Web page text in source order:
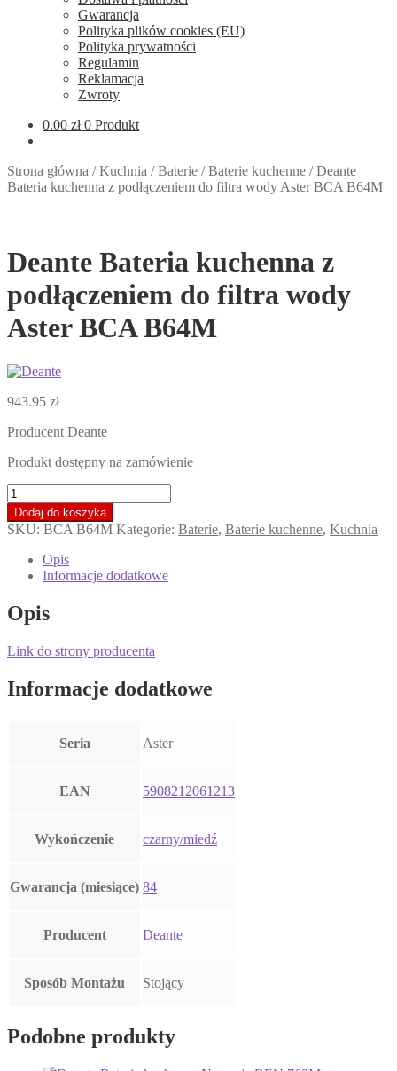
Gwarancja
Polityka plików cookies (EU)
Polityka prywatności
Regulamin
Reklamacja
Zwroty
0.00 zł 0 Produkt
Strona główna /Kuchnia /Baterie /Baterie kuchenne /Deante
Bateria kuchenna z podłączeniem do filtra wody Aster BCA B64M
Deante Bateria kuchenna z
podłączeniem do filtra wody
Aster BCA B64M
943.95 zł
Producent Deante
Produkt dostępny na zamówienie
ilość
Deante
Bateria
kuchenna
podłączeniem
filtra
wody
BCA
Dodaj do koszyka
SKU: BCA B64M Kategorie: Baterie, Baterie kuchenne, Kuchnia
Opis
Informacje dodatkowe
Opis
Link do strony producenta
Informacje dodatkowe
Seria Aster
EAN 5908212061213
Wykończenie czarny/miedź
Gwarancja (miesiące) 84
Producent Deante
Sposób Montażu Stojący
Podobne produkty